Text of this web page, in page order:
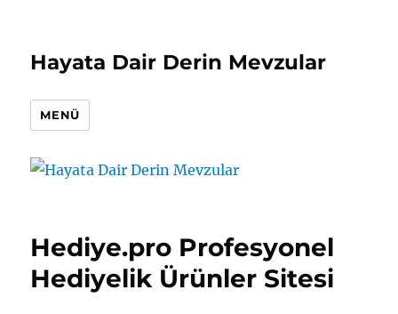
Hayata Dair Derin Mevzular
MENÜ
Hediye.pro Profesyonel
Hediyelik Ürünler Sitesi